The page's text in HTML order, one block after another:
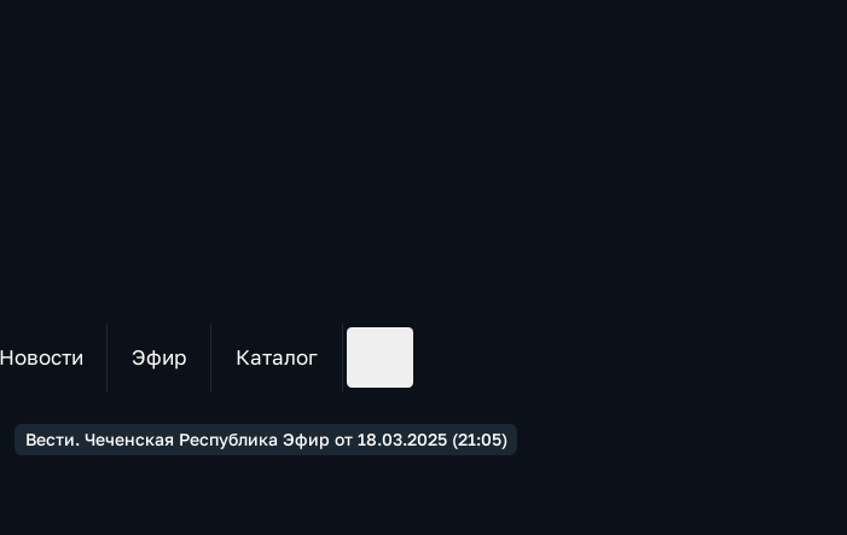
Новости Эфир Каталог
Вести. Чеченская Республика Эфир от 18.03.2025 (21:05)